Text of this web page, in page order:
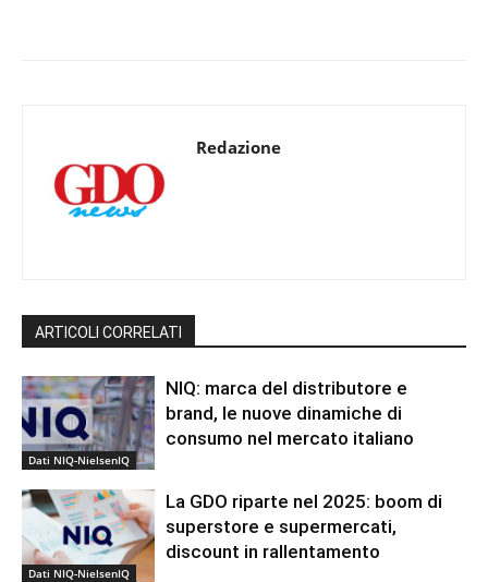
Redazione
ARTICOLI CORRELATI
Dati NIQ-NielsenIQ
NIQ: marca del distributore e
brand, le nuove dinamiche di
consumo nel mercato italiano
Dati NIQ-NielsenIQ
La GDO riparte nel 2025: boom di
superstore e supermercati,
discount in rallentamento